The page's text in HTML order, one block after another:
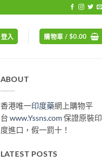
登入 購物車 / $0.00
ABOUT
香港唯一印度藥網上購物平
台 www.Yssns.com保證原裝印
度進口，假一罰十！
LATEST POSTS